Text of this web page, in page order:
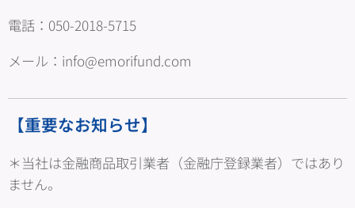
電話：050-2018-5715
メール：info@emorifund.com
【重要なお知らせ】
＊当社は金融商品取引業者（金融庁登録業者）ではあり
ません。